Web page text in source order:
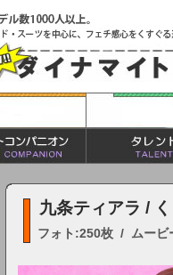
九条ティアラ /
フォト:250枚 / ムービ